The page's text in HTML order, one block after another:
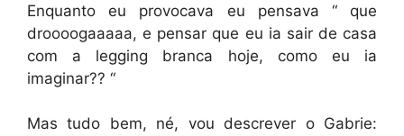
Enquanto eu provocava eu pensava “ que
droooogaaaaa, e pensar que eu ia sair de casa
com a legging branca hoje, como eu ia
imaginar?? “
Mas tudo bem, né, vou descrever o Gabrie: